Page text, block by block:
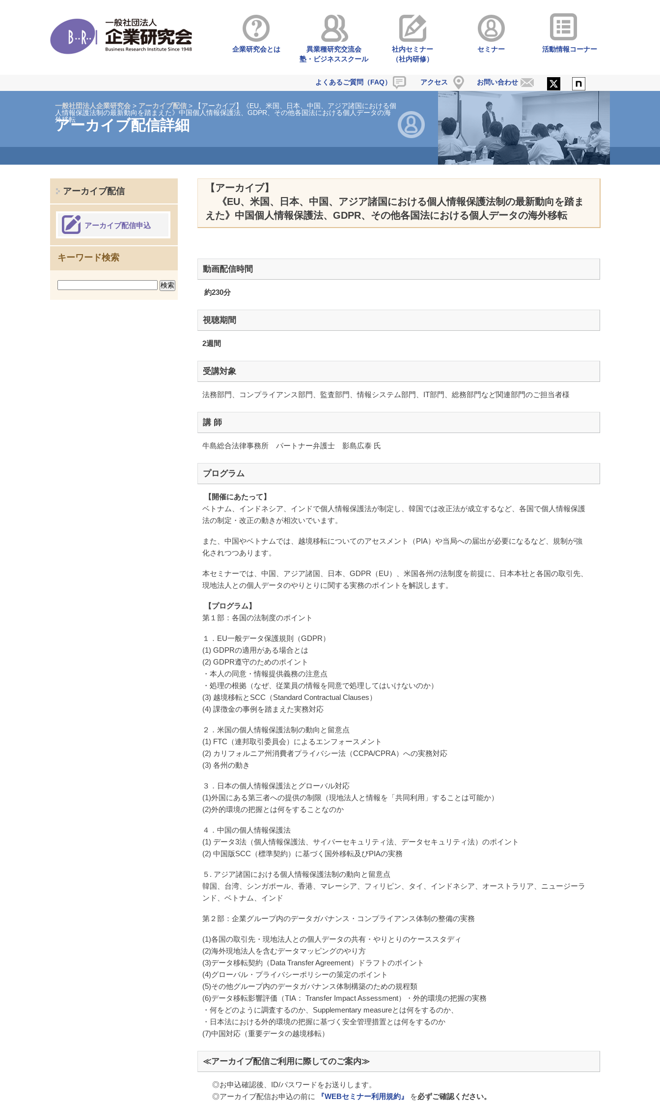
企業研究会とは
異業種研究交流会
塾・ビジネススクール
社内セミナー
（社内研修）
セミナー 活動情報コーナー
お問い合わせ
アクセス
よくあるご質問（FAQ）
一般社団法人企業研究会 > アーカイブ配信 > 【アーカイブ】《EU、米国、日本、中国、アジア諸国における個
人情報保護法制の最新動向を踏まえた》中国個人情報保護法、GDPR、その他各国法における個人データの海
外移転
アーカイブ配信詳細
【アーカイブ】
《EU、米国、日本、中国、アジア諸国における個人情報保護法制の最新動向を踏ま
えた》中国個人情報保護法、GDPR、その他各国法における個人データの海外移転
動画配信時間
約230分
視聴期間
2週間
受講対象
法務部門、コンプライアンス部門、監査部門、情報システム部門、IT部門、総務部門など関連部門のご担当者様
講 師
牛島総合法律事務所 パートナー弁護士 影島広泰 氏
プログラム
【開催にあたって】
ベトナム、インドネシア、インドで個人情報保護法が制定し、韓国では改正法が成立するなど、各国で個人情報保護
法の制定・改正の動きが相次いでいます。
また、中国やベトナムでは、越境移転についてのアセスメント（PIA）や当局への届出が必要になるなど、規制が強
化されつつあります。
本セミナーでは、中国、アジア諸国、日本、GDPR（EU）、米国各州の法制度を前提に、日本本社と各国の取引先、
現地法人との個人データのやりとりに関する実務のポイントを解説します。
【プログラム】
第１部：各国の法制度のポイント
１．EU一般データ保護規則（GDPR）
(1) GDPRの適用がある場合とは
(2) GDPR遵守のためのポイント
・本人の同意・情報提供義務の注意点
・処理の根拠（なぜ、従業員の情報を同意で処理してはいけないのか）
(3) 越境移転とSCC（Standard Contractual Clauses）
(4) 課徴金の事例を踏まえた実務対応
２．米国の個人情報保護法制の動向と留意点
(1) FTC（連邦取引委員会）によるエンフォースメント
(2) カリフォルニア州消費者プライバシー法（CCPA/CPRA）への実務対応
(3) 各州の動き
３．日本の個人情報保護法とグローバル対応
(1)外国にある第三者への提供の制限（現地法人と情報を「共同利用」することは可能か）
(2)外的環境の把握とは何をすることなのか
４．中国の個人情報保護法
(1) データ3法（個人情報保護法、サイバーセキュリティ法、データセキュリティ法）のポイント
(2) 中国版SCC（標準契約）に基づく国外移転及びPIAの実務
５. アジア諸国における個人情報保護法制の動向と留意点
韓国、台湾、シンガポール、香港、マレーシア、フィリピン、タイ、インドネシア、オーストラリア、ニュージーラ
ンド、ベトナム、インド
第２部：企業グループ内のデータガバナンス・コンプライアンス体制の整備の実務
(1)各国の取引先・現地法人との個人データの共有・やりとりのケーススタディ
(2)海外現地法人を含むデータマッピングのやり方
(3)データ移転契約（Data Transfer Agreement）ドラフトのポイント
(4)グローバル・プライバシーポリシーの策定のポイント
(5)その他グループ内のデータガバナンス体制構築のための規程類
(6)データ移転影響評価（TIA： Transfer Impact Assessment）・外的環境の把握の実務
・何をどのように調査するのか、Supplementary measureとは何をするのか、
・日本法における外的環境の把握に基づく安全管理措置とは何をするのか
(7)中国対応（重要データの越境移転）
≪アーカイブ配信ご利用に際してのご案内≫
◎お申込確認後、ID/パスワードをお送りします。
◎アーカイブ配信お申込の前に
『WEBセミナー利用規約』 を必ずご確認ください。
アーカイブ配信
アーカイブ配信申込
キーワード検索